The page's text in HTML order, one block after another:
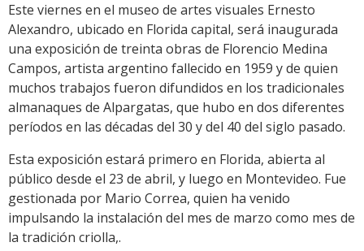
Este viernes en el museo de artes visuales Ernesto
Alexandro, ubicado en Florida capital, será inaugurada
una exposición de treinta obras de Florencio Medina
Campos, artista argentino fallecido en 1959 y de quien
muchos trabajos fueron difundidos en los tradicionales
almanaques de Alpargatas, que hubo en dos diferentes
períodos en las décadas del 30 y del 40 del siglo pasado.
Esta exposición estará primero en Florida, abierta al
público desde el 23 de abril, y luego en Montevideo. Fue
gestionada por Mario Correa, quien ha venido
impulsando la instalación del mes de marzo como mes de
la tradición criolla,.